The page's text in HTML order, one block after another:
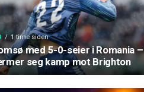
1 time siden
med 5-0-seier i Romania –
seg kamp mot Brighton